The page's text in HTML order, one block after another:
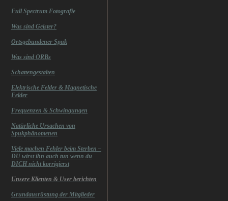
Full Spectrum Fotografie
Was sind Geister?
Ortsgebundener Spuk
Was sind ORBs
Schattengestalten
Elektrische Felder & Magnetische
Felder
Frequenzen & Schwingungen
Natürliche Ursachen von
Spukphänomenen
Viele machen Fehler beim Sterben –
DU wirst ihn auch tun wenn du
DICH nicht korrigierst
Unsere Klienten & User berichten
Grundausrüstung der Mitglieder